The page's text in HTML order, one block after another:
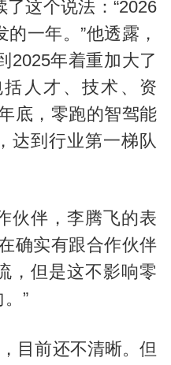
这个说法：“2026
一年。”他透露，
2025年着重加大了
人才、技术、资
底，零跑的智驾能
达到行业第一梯队
伙伴，李腾飞的表
确实有跟合作伙伴
，但是这不影响零
”
目前还不清晰。但